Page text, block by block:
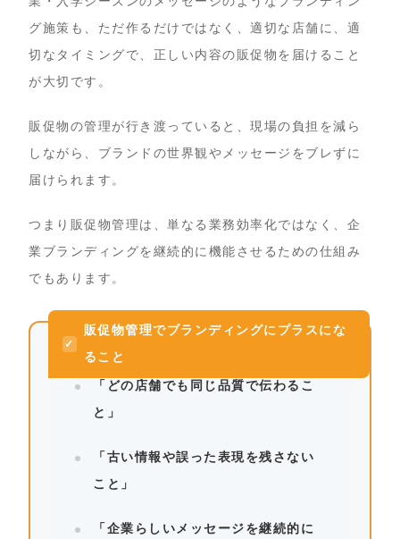
グ施策も、ただ作るだけではなく、適切な店舗に、適
切なタイミングで、正しい内容の販促物を届けること
が大切です。
販促物の管理が行き渡っていると、現場の負担を減ら
しながら、ブランドの世界観やメッセージをブレずに
届けられます。
つまり販促物管理は、単なる業務効率化ではなく、企
業ブランディングを継続的に機能させるための仕組み
でもあります。
販促物管理でブランディングにプラスにな
ること
「どの店舗でも同じ品質で伝わるこ
と」
「古い情報や誤った表現を残さない
こと」
「企業らしいメッセージを継続的に